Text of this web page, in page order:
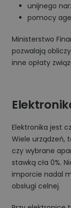
unijnego
pomocy
Ministerstwo
pozwalają
inne opłaty
Elektronika jest
Wiele urządzeń,
czy wybrane
stawką cła 0%.
imporcie nadal
obsługi celnej.